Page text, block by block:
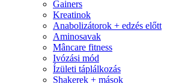
Gainers
Kreatinok
Anabolizátorok + edzés előtt
Aminosavak
Mâncare fitness
Ivózási mód
Ízületi táplálkozás
Shakerek + mások